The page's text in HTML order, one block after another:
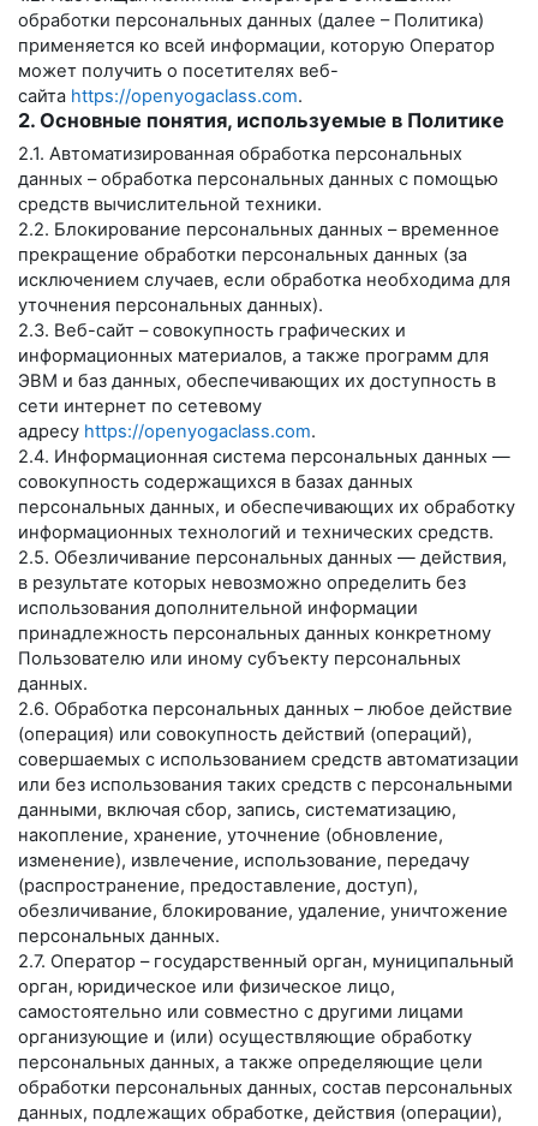
обработки персональных данных (далее – Политика)
применяется ко всей информации, которую Оператор
может получить о посетителях веб-
сайта https://openyogaclass.com.
2. Основные понятия, используемые в Политике
2.1. Автоматизированная обработка персональных
данных – обработка персональных данных с помощью
средств вычислительной техники.
2.2. Блокирование персональных данных – временное
прекращение обработки персональных данных (за
исключением случаев, если обработка необходима для
уточнения персональных данных).
2.3. Веб-сайт – совокупность графических и
информационных материалов, а также программ для
ЭВМ и баз данных, обеспечивающих их доступность в
сети интернет по сетевому
адресу https://openyogaclass.com.
2.4. Информационная система персональных данных —
совокупность содержащихся в базах данных
персональных данных, и обеспечивающих их обработку
информационных технологий и технических средств.
2.5. Обезличивание персональных данных — действия,
в результате которых невозможно определить без
использования дополнительной информации
принадлежность персональных данных конкретному
Пользователю или иному субъекту персональных
данных.
2.6. Обработка персональных данных – любое действие
(операция) или совокупность действий (операций),
совершаемых с использованием средств автоматизации
или без использования таких средств с персональными
данными, включая сбор, запись, систематизацию,
накопление, хранение, уточнение (обновление,
изменение), извлечение, использование, передачу
(распространение, предоставление, доступ),
обезличивание, блокирование, удаление, уничтожение
персональных данных.
2.7. Оператор – государственный орган, муниципальный
орган, юридическое или физическое лицо,
самостоятельно или совместно с другими лицами
организующие и (или) осуществляющие обработку
персональных данных, а также определяющие цели
обработки персональных данных, состав персональных
данных, подлежащих обработке, действия (операции),